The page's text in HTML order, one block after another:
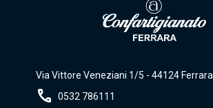
Via Vittore Veneziani 1/5 - 44124 Ferrara
call 0532 786111